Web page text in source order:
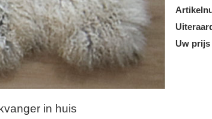
Uw prijs
in huis